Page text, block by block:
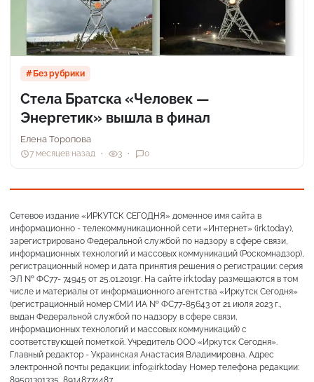
Без рубрики
Стела Братска «Человек —
Энергетик» вышла в финал
Елена Торопова
7 месяцев назад 3 0
Сетевое издание «ИРКУТСК СЕГОДНЯ» доменное имя сайта в
информационно - телекоммуникационной сети «Интернет» (irk.today),
зарегистрировано Федеральной службой по надзору в сфере связи,
информационных технологий и массовых коммуникаций (Роскомнадзор),
регистрационный номер и дата принятия решения о регистрации: серия
ЭЛ № ФС77- 74945 от 25.01.2019г. На сайте irk.today размещаются в том
числе и материалы от информационного агентства «Иркутск Сегодня»
(регистрационный номер СМИ ИА № ФС77-85643 от 21 июля 2023 г.,
выдан Федеральной службой по надзору в сфере связи,
информационных технологий и массовых коммуникаций) с
соответствующей пометкой. Учредитель ООО «Иркутск Сегодня».
Главный редактор - Украинская Анастасия Владимировна. Адрес
электронной почты редакции: info@irk.today Номер телефона редакции:
89501301335, 89148774487